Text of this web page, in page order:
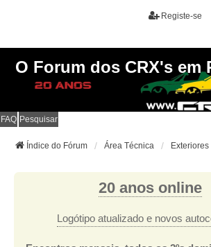
Registe-se
O Forum dos CRX's em
FAQ Pesquisar
Índice do Fórum Área Técnica Exteriores
20 anos online
Logótipo atualizado e novos